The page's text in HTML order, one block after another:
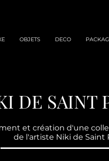
OBJETS DECO
DE SAINT
et création d'une
de l'artiste Niki de Saint